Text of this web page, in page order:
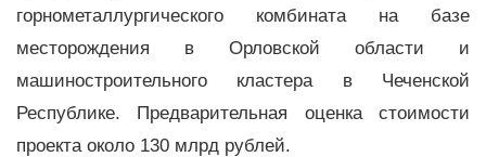
горнометаллургического комбината на базе
месторождения в Орловской области и
машиностроительного кластера в Чеченской
Республике. Предварительная оценка стоимости
проекта около 130 млрд рублей.